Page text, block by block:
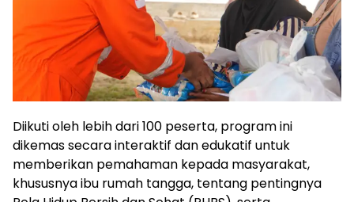
Diikuti oleh lebih dari 100 peserta, program ini
dikemas secara interaktif dan edukatif untuk
memberikan pemahaman kepada masyarakat,
khususnya ibu rumah tangga, tentang pentingnya